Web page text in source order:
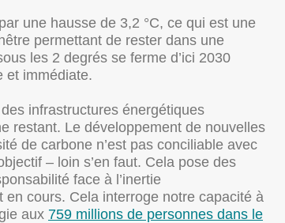
une hausse de 3,2 °C, ce qui est une
permettant de rester dans une
les 2 degrés se ferme d’ici 2030
et immédiate.
infrastructures énergétiques
restant. Le développement de nouvelles
de carbone n’est pas conciliable avec
– loin s’en faut. Cela pose des
face à l’inertie
en cours. Cela interroge notre capacité à
aux 759 millions de personnes dans le